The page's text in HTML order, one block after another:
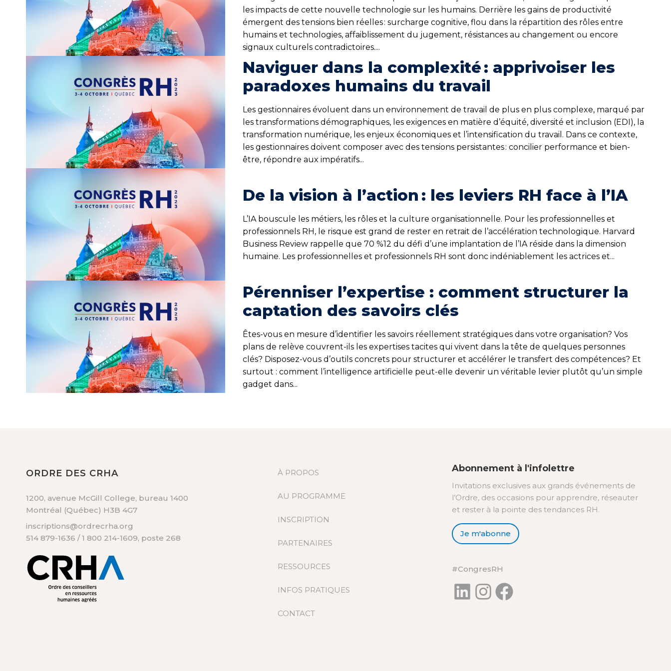
les impacts de cette nouvelle technologie sur les humains. Derrière les gains de productivité
émergent des tensions bien réelles : surcharge cognitive, flou dans la répartition des rôles entre
humains et technologies, affaiblissement du jugement, résistances au changement ou encore
signaux culturels contradictoires....
Naviguer dans la complexité : apprivoiser les
paradoxes humains du travail
Les gestionnaires évoluent dans un environnement de travail de plus en plus complexe, marqué par
les transformations démographiques, les exigences en matière d’équité, diversité et inclusion (EDI), la
transformation numérique, les enjeux économiques et l’intensification du travail. Dans ce contexte,
les gestionnaires doivent composer avec des tensions persistantes : concilier performance et bien-
être, répondre aux impératifs...
De la vision à l’action : les leviers RH face à l’IA
L’IA bouscule les métiers, les rôles et la culture organisationnelle. Pour les professionnelles et
professionnels RH, le risque est grand de rester en retrait de l’accélération technologique. Harvard
Business Review rappelle que 70 %12 du défi d’une implantation de l’IA réside dans la dimension
humaine. Les professionnelles et professionnels RH sont donc indéniablement les actrices et...
Pérenniser l’expertise : comment structurer la
captation des savoirs clés
Êtes-vous en mesure d’identifier les savoirs réellement stratégiques dans votre organisation? Vos
plans de relève couvrent-ils les expertises tacites qui vivent dans la tête de quelques personnes
clés? Disposez-vous d’outils concrets pour structurer et accélérer le transfert des compétences? Et
surtout : comment l’intelligence artificielle peut-elle devenir un véritable levier plutôt qu’un simple
gadget dans...
ORDRE DES CRHA
1200, avenue McGill College, bureau 1400
Montréal (Québec) H3B 4G7
inscriptions@ordrecrha.org
514 879-1636 / 1 800 214-1609, poste 268
À PROPOS
AU PROGRAMME
INSCRIPTION
PARTENAIRES
RESSOURCES
INFOS PRATIQUES
CONTACT
Abonnement à l'infolettre
Invitations exclusives aux grands événements de
l’Ordre, des occasions pour apprendre, réseauter
et rester à la pointe des tendances RH.
Je m'abonne
#CongresRH
LinkedIn Instagram Facebook